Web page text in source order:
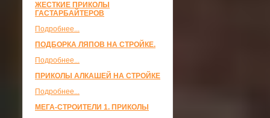
ЖЕСТКИЕ ПРИКОЛЫ
ГАСТАРБАЙТЕРОВ
Подробнее...
ПОДБОРКА ЛЯПОВ НА СТРОЙКЕ.
Подробнее...
ПРИКОЛЫ АЛКАШЕЙ НА СТРОЙКЕ
Подробнее...
МЕГА-СТРОИТЕЛИ 1. ПРИКОЛЫ